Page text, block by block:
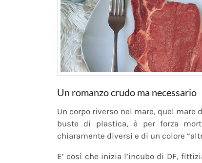
Un romanzo crudo ma necessario
Un corpo riverso nel mare, quel mare
buste di plastica, è per forza
chiaramente diversi e di un colore
E’ così che inizia l’incubo di DF,